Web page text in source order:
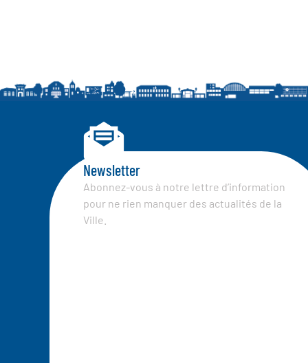
Newsletter
Abonnez-vous à notre lettre d’information
pour ne rien manquer des actualités de la
Ville.